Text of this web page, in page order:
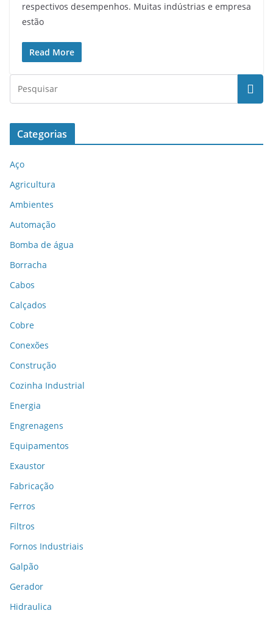
respectivos desempenhos. Muitas indústrias e empresa
estão
Read More
Categorias
Aço
Agricultura
Ambientes
Automação
Bomba de água
Borracha
Cabos
Calçados
Cobre
Conexões
Construção
Cozinha Industrial
Energia
Engrenagens
Equipamentos
Exaustor
Fabricação
Ferros
Filtros
Fornos Industriais
Galpão
Gerador
Hidraulica